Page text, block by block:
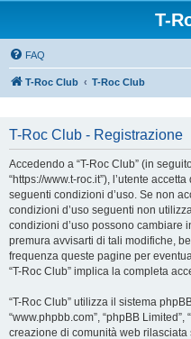
T-
FAQ
T-Roc Club T-Roc Club
T-Roc Club - Registrazione
Accedendo a “T-Roc Club” (in seguito
“https://www.t-roc.it”), l’utente
seguenti condizioni d’uso. Se non
condizioni d’uso seguenti non
condizioni d’uso possono cambiare
premura avvisarti di tali modifiche,
frequenza queste pagine per
“T-Roc Club” implica la completa
“T-Roc Club” utilizza il sistema
“www.phpbb.com”, “phpBB
creazione di comunità web rilasciata